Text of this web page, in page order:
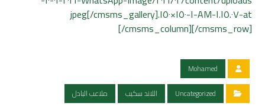
at-١.١٥.٠٧-AM-١-١٥٠×١٥٠.jpeg[/cmsms_gallery]
[/cmsms_column][/cmsms_row]
Mohamed
Uncategorized
اللاند سكيب ملاعب البادل